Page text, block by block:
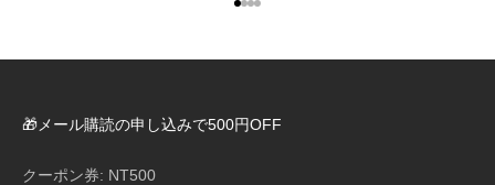
🎁メール購読の申し込みで500円OFF
クーポン券: NT500